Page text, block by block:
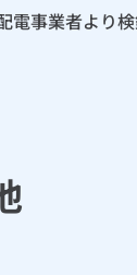
事業者より